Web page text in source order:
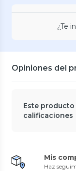
¿Te
Opiniones del
Este
calificaciones
Mis
Haz